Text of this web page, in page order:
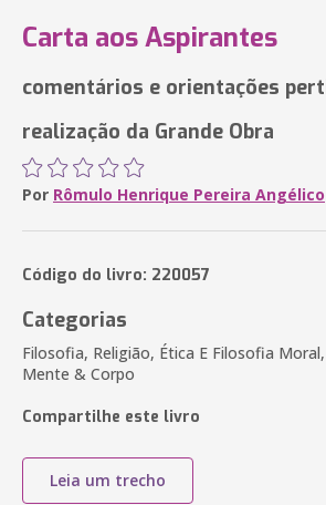
Carta aos Aspirantes
comentários e orientações
realização da Grande Obra
Por Rômulo Henrique Pereira Angélico
Código do livro: 220057
Categorias
Filosofia, Religião, Ética E Filosofia
Mente & Corpo
Compartilhe este livro
Leia um trecho